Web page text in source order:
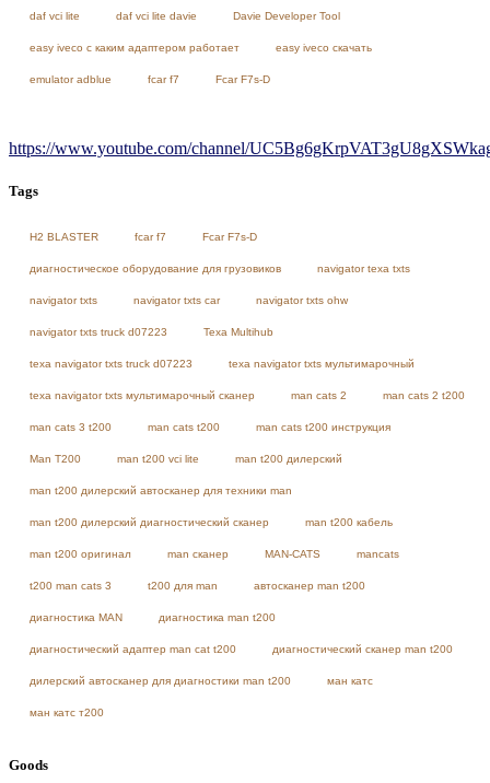
daf vci lite daf vci lite davie Davie Developer Tool
easy iveco с каким адаптером работает easy iveco скачать
emulator adblue fcar f7 Fcar F7s-D
https://www.youtube.com/channel/
Tags
H2 BLASTER fcar f7 Fcar F7s-D
диагностическое оборудование для грузовиков navigator texa txts
navigator txts navigator txts car navigator txts ohw
navigator txts truck d07223 Texa Multihub
texa navigator txts truck d07223 texa navigator txts мультимарочный
texa navigator txts мультимарочный сканер man cats 2 man cats 2 t200
man cats 3 t200 man cats t200 man cats t200 инструкция
Man T200 man t200 vci lite man t200 дилерский
man t200 дилерский автосканер для техники man
man t200 дилерский диагностический сканер man t200 кабель
man t200 оригинал man сканер MAN-CATS mancats
t200 man cats 3 t200 для man автосканер man t200
диагностика MAN диагностика man t200
диагностический адаптер man cat t200 диагностический сканер man t200
дилерский автосканер для диагностики man t200 ман катс
ман катс т200
Goods